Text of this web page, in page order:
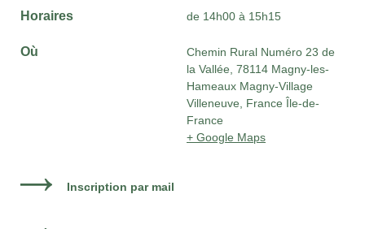
Horaires de 14h00 à 15h15
Où
Chemin Rural Numéro 23 de
la Vallée, 78114 Magny-les-
Hameaux Magny-Village
Villeneuve, France Île-de-
France
+ Google Maps
Inscription par mail